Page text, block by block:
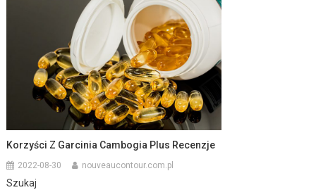
Korzyści Z Garcinia Cambogia Plus Recenzje
2022-08-30 nouveaucontour.com.pl
Szukaj